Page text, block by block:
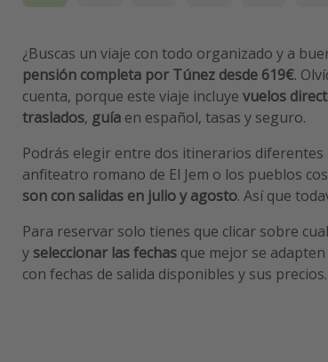
¿Buscas un viaje con todo organizado y a
pensión completa por Túnez desde 619€.
cuenta, porque este viaje incluye vuelos
traslados, guía en español, tasas y seguro.
Podrás elegir entre dos itinerarios
anfiteatro romano de El Jem o los pueblos
son con salidas en julio y agosto. Así que
Para reservar solo tienes que clicar sobre
y seleccionar las fechas que mejor se
con fechas de salida disponibles y sus precios.